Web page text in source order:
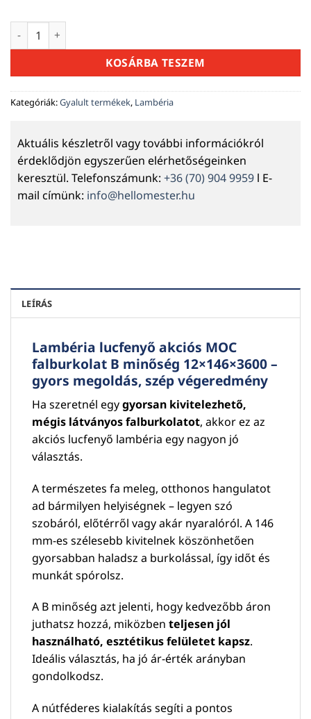
Lambéria lucfenyő akciós MOC falburkolat B minőség
KOSÁRBA TESZEM
Kategóriák:Gyalult termékek, Lambéria
Aktuális készletről vagy további információkról
érdeklődjön egyszerűen elérhetőségeinken
keresztül. Telefonszámunk: +36 (70) 904 9959 l E-
mail címünk: info@hellomester.hu
LEÍRÁS
Lambéria lucfenyő akciós MOC
falburkolat B minőség 12×146×3600 –
gyors megoldás, szép végeredmény
Ha szeretnél egygyorsan kivitelezhető,
mégis látványos falburkolatot, akkor ez az
akciós lucfenyő lambéria egy nagyon jó
választás.
A természetes fa meleg, otthonos hangulatot
ad bármilyen helyiségnek – legyen szó
szobáról, előtérről vagy akár nyaralóról. A 146
mm-es szélesebb kivitelnek köszönhetően
gyorsabban haladsz a burkolással, így időt és
munkát spórolsz.
A B minőség azt jelenti, hogy kedvezőbb áron
juthatsz hozzá, miközben teljesen jól
használható, esztétikus felületet kapsz.
Ideális választás, ha jó ár-érték arányban
gondolkodsz.
A nútféderes kialakítás segíti a pontos